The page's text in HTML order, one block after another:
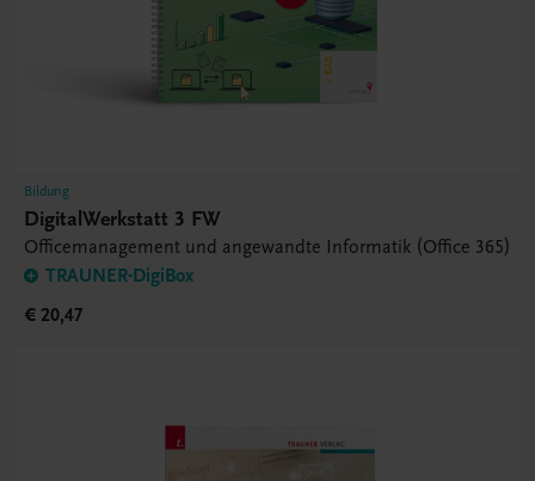
Bildung
DigitalWerkstatt 3 FW
Officemanagement und angewandte Informatik (Office 365)
TRAUNER-DigiBox
€ 20,47